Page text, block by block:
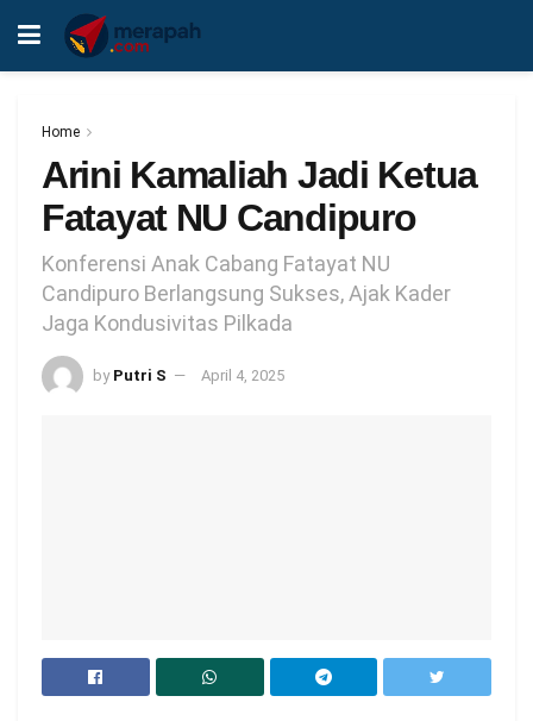
Home
Arini Kamaliah Jadi Ketua
Fatayat NU Candipuro
Konferensi Anak Cabang Fatayat NU
Candipuro Berlangsung Sukses, Ajak Kader
Jaga Kondusivitas Pilkada
by Putri S April 4, 2025